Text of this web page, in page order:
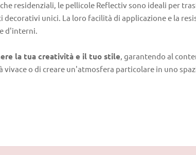
residenziali, le pellicole Reflectiv sono ideali per
unici. La loro facilità di applicazione e la
d'interni.
la tua creatività e il tuo stile, garantendo al
o di creare un'atmosfera particolare in uno